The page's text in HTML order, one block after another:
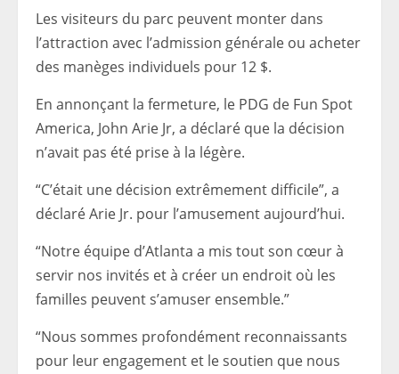
Les visiteurs du parc peuvent monter dans
l’attraction avec l’admission générale ou acheter
des manèges individuels pour 12 $.
En annonçant la fermeture, le PDG de Fun Spot
America, John Arie Jr, a déclaré que la décision
n’avait pas été prise à la légère.
“C’était une décision extrêmement difficile”, a
déclaré Arie Jr. pour l’amusement aujourd’hui.
“Notre équipe d’Atlanta a mis tout son cœur à
servir nos invités et à créer un endroit où les
familles peuvent s’amuser ensemble.”
“Nous sommes profondément reconnaissants
pour leur engagement et le soutien que nous